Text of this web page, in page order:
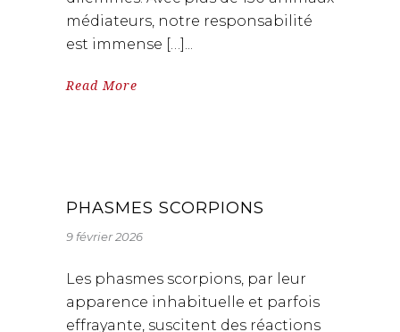
médiateurs, notre responsabilité
est immense […]
Read More
PHASMES SCORPIONS
9 février 2026
Les phasmes scorpions, par leur
apparence inhabituelle et parfois
effrayante, suscitent des réactions